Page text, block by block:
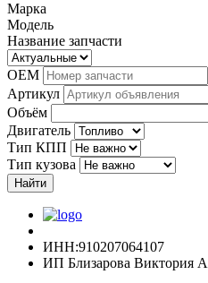
Марка
Модель
Название запчасти
OEM
Артикул
Объём
Двигатель
Тип КПП
Тип кузова
Найти
ИНН:910207064107
ИП Близарова Виктория